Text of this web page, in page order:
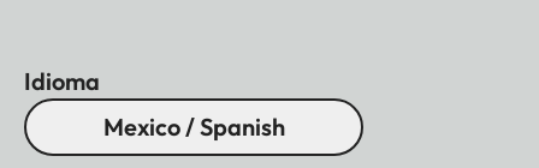
Idioma
Mexico / Spanish